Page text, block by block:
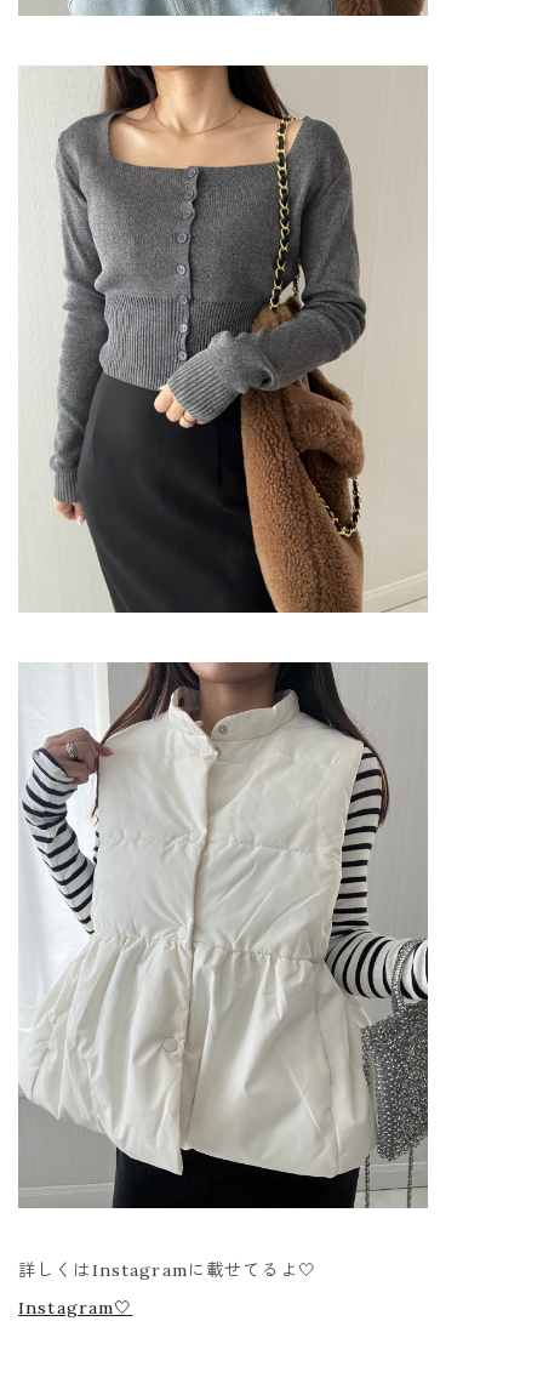
詳しくはInstagramに載せてるよ🤍
Instagram🤍